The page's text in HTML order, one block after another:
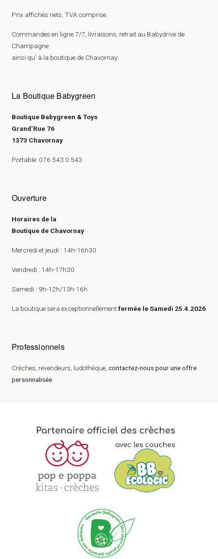
Prix affichés nets, TVA comprise.
Commandes en ligne 7/7, livraisons, retrait au Babydrive de
Champagne
ainsi qu’ à la boutique de Chavornay
La Boutique Babygreen
Boutique Babygreen & Toys
Grand’Rue 76
1373 Chavornay
Portable: 076 543 0 543
Ouverture
Horaires de la
Boutique de Chavornay
Mercredi et jeudi : 14h-16h30
Vendredi : 14h-17h30
Samedi : 9h-12h/13h-16h
La boutique sera exceptionnellementfermée le Samedi 25.4.2026
Professionnels
Crèches, revendeurs, ludothèque, contactez-nous pour une offre
personnalisée